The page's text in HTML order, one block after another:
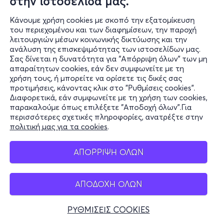
Κάνουμε χρήση cookies με σκοπό την εξατομίκευση
του περιεχομένου και των διαφημίσεων, την παροχή
λειτουργιών μέσων κοινωνικής δικτύωσης και την
ανάλυση της επισκεψιμότητας των ιστοσελίδων μας.
Σας δίνεται η δυνατότητα για "Απόρριψη όλων" των μη
απαραίτητων cookies, εάν δεν συμφωνείτε με τη
χρήση τους, ή μπορείτε να ορίσετε τις δικές σας
προτιμήσεις, κάνοντας κλικ στο "Ρυθμίσεις cookies".
Διαφορετικά, εάν συμφωνείτε με τη χρήση των cookies,
παρακαλούμε όπως επιλέξετε "Αποδοχή όλων".Για
περισσότερες σχετικές πληροφορίες, ανατρέξτε στην
πολιτική μας για τα cookies.
ΑΠΟΡΡΙΨΗ ΟΛΩΝ
ΑΠΟΔΟΧΗ ΟΛΩΝ
ΡΥΘΜΙΣΕΙΣ COOKIES
Τα καλύτερα δεν ανήκουν στο παρελθόν. Είναι αυτά
που έρχονται!”
Πληροφορίες
Υποστήριξη
Stay Connected
Mobile app